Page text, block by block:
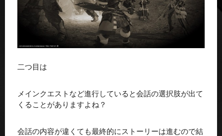
二つ目は
メインクエストなど進行していると会話の選択肢が出て
くることがありますよね？
会話の内容が違くても最終的にストーリーは進むので結